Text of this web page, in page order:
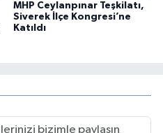
MHP Ceylanpınar Teşkilatı,
Siverek İlçe Kongresi’ne
Katıldı